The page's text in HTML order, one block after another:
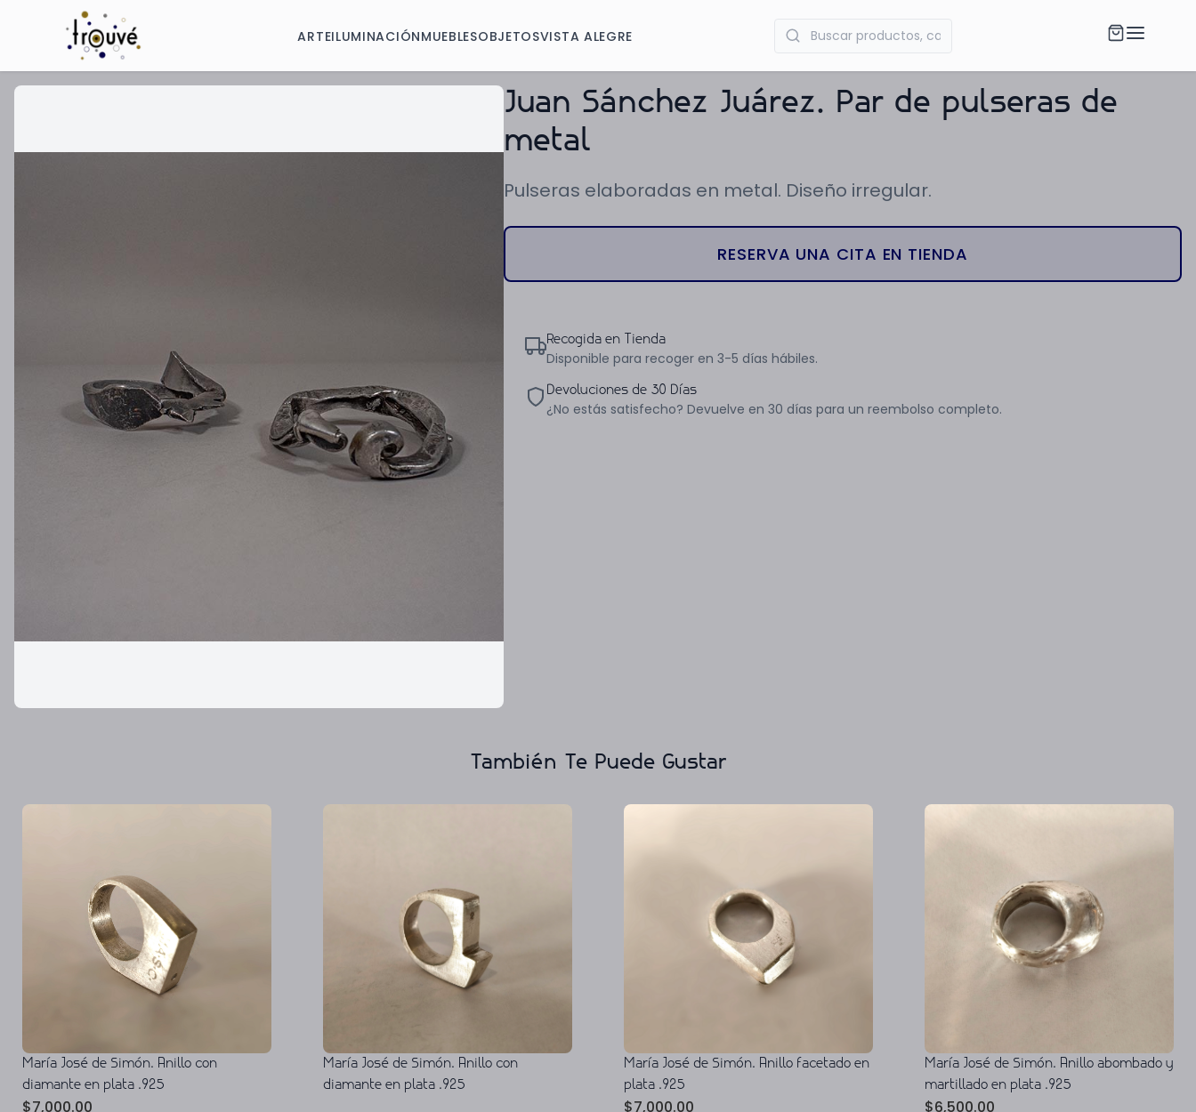
ARTEILUMINACIÓNMUEBLESOBJETOSVISTA ALEGRE
Juan Sánchez Juárez. Par de pulseras de
metal
Pulseras elaboradas en metal. Diseño irregular.
RESERVA UNA CITA EN TIENDA
Recogida en Tienda
Disponible para recoger en 3-5 días hábiles.
Devoluciones de 30 Días
¿No estás satisfecho? Devuelve en 30 días para un reembolso completo.
También Te Puede Gustar
María José de Simón. Anillo con
diamante en plata .925
$7,000.00
María José de Simón. Anillo con
diamante en plata .925
María José de Simón. Anillo facetado en
plata .925
$7,000.00
María José de Simón. Anillo abombado y
martillado en plata .925
$6,500.00